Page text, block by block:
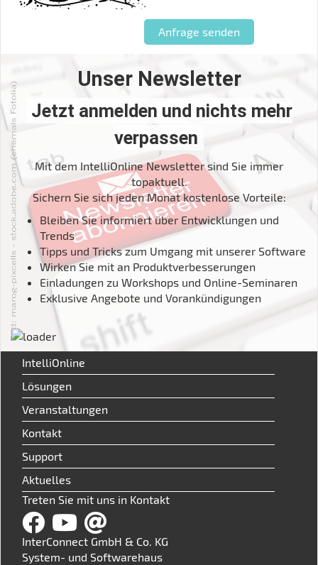
Unser Newsletter
Jetzt anmelden und nichts mehr
verpassen
Mit dem IntelliOnline Newsletter sind Sie immer
topaktuell.
Sichern Sie sich jeden Monat kostenlose Vorteile:
Bleiben Sie informiert über Entwicklungen und
Trends
Tipps und Tricks zum Umgang mit unserer Software
Wirken Sie mit an Produktverbesserungen
Einladungen zu Workshops und Online-Seminaren
Exklusive Angebote und Vorankündigungen
IntelliOnline
Lösungen
Veranstaltungen
Kontakt
Support
Aktuelles
Treten Sie mit uns in Kontakt
InterConnect GmbH & Co. KG
System- und Softwarehaus